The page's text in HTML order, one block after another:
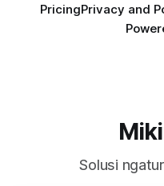
PricingPrivacy and
Solusi